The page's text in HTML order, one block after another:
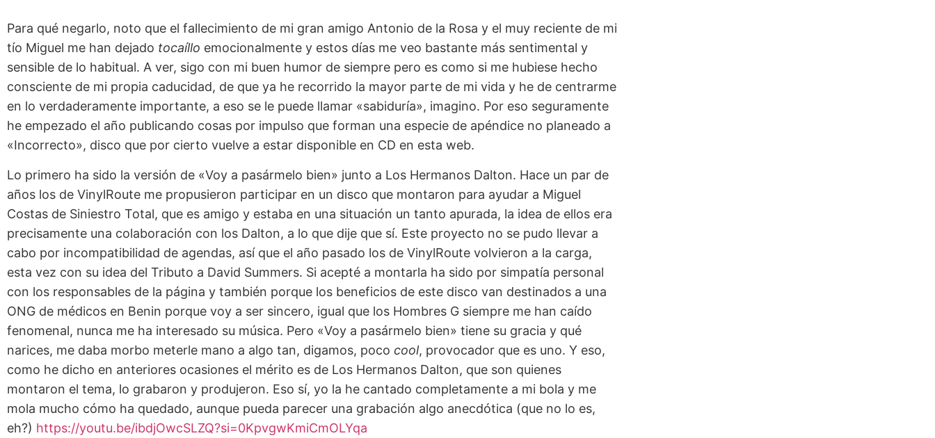
Para qué negarlo, noto que el fallecimiento de mi gran amigo Antonio de la Rosa y el muy reciente de mi
tío Miguel me han dejado tocaíllo emocionalmente y estos días me veo bastante más sentimental y
sensible de lo habitual. A ver, sigo con mi buen humor de siempre pero es como si me hubiese hecho
consciente de mi propia caducidad, de que ya he recorrido la mayor parte de mi vida y he de centrarme
en lo verdaderamente importante, a eso se le puede llamar «sabiduría», imagino. Por eso seguramente
he empezado el año publicando cosas por impulso que forman una especie de apéndice no planeado a
«Incorrecto», disco que por cierto vuelve a estar disponible en CD en esta web.
Lo primero ha sido la versión de «Voy a pasármelo bien» junto a Los Hermanos Dalton. Hace un par de
años los de VinylRoute me propusieron participar en un disco que montaron para ayudar a Miguel
Costas de Siniestro Total, que es amigo y estaba en una situación un tanto apurada, la idea de ellos era
precisamente una colaboración con los Dalton, a lo que dije que sí. Este proyecto no se pudo llevar a
cabo por incompatibilidad de agendas, así que el año pasado los de VinylRoute volvieron a la carga,
esta vez con su idea del Tributo a David Summers. Si acepté a montarla ha sido por simpatía personal
con los responsables de la página y también porque los beneficios de este disco van destinados a una
ONG de médicos en Benin porque voy a ser sincero, igual que los Hombres G siempre me han caído
fenomenal, nunca me ha interesado su música. Pero «Voy a pasármelo bien» tiene su gracia y qué
narices, me daba morbo meterle mano a algo tan, digamos, poco cool, provocador que es uno. Y eso,
como he dicho en anteriores ocasiones el mérito es de Los Hermanos Dalton, que son quienes
montaron el tema, lo grabaron y produjeron. Eso sí, yo la he cantado completamente a mi bola y me
mola mucho cómo ha quedado, aunque pueda parecer una grabación algo anecdótica (que no lo es,
eh?) https://youtu.be/ibdjOwcSLZQ?si=0KpvgwKmiCmOLYqa